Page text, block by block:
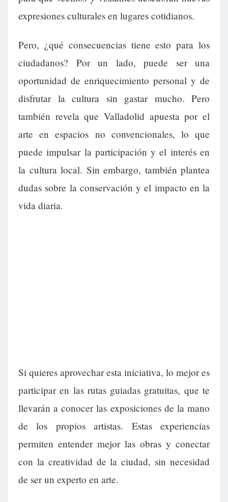
expresiones culturales en lugares cotidianos.
Pero, ¿qué consecuencias tiene esto para los
ciudadanos? Por un lado, puede ser una
oportunidad de enriquecimiento personal y de
disfrutar la cultura sin gastar mucho. Pero
también revela que Valladolid apuesta por el
arte en espacios no convencionales, lo que
puede impulsar la participación y el interés en
la cultura local. Sin embargo, también plantea
dudas sobre la conservación y el impacto en la
vida diaria.
Si quieres aprovechar esta iniciativa, lo mejor es
participar en las rutas guiadas gratuitas, que te
llevarán a conocer las exposiciones de la mano
de los propios artistas. Estas experiencias
permiten entender mejor las obras y conectar
con la creatividad de la ciudad, sin necesidad
de ser un experto en arte.